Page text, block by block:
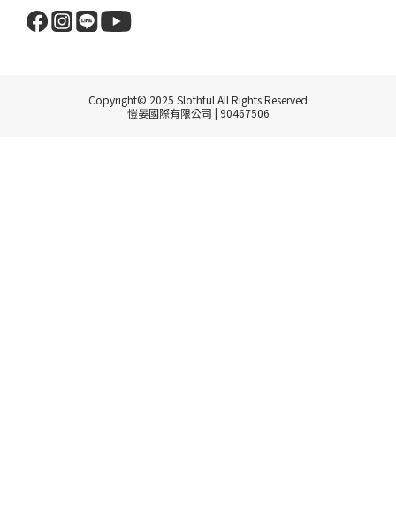
Copyright© 2025 Slothful All Rights Reserved
愷晏國際有限公司 | 90467506